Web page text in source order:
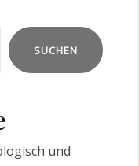
SUCHEN
und